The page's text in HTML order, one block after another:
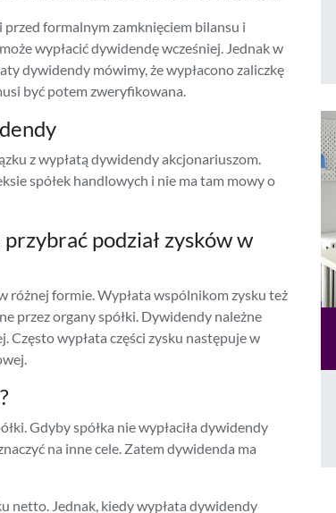
formalnym zamknięciem bilansu i
wypłacić dywidendę wcześniej. Jednak w
dywidendy mówimy, że wypłacono zaliczkę
być potem zweryfikowana.
z wypłatą dywidendy akcjonariuszom.
spółek handlowych i nie ma tam mowy o
podział zysków w
różnej formie. Wypłata wspólnikom zysku też
przez organy spółki. Dywidendy należne
Często wypłata części zysku następuje w
Gdyby spółka nie wypłaciła dywidendy
na inne cele. Zatem dywidenda ma
netto. Jednak, kiedy wypłata dywidendy